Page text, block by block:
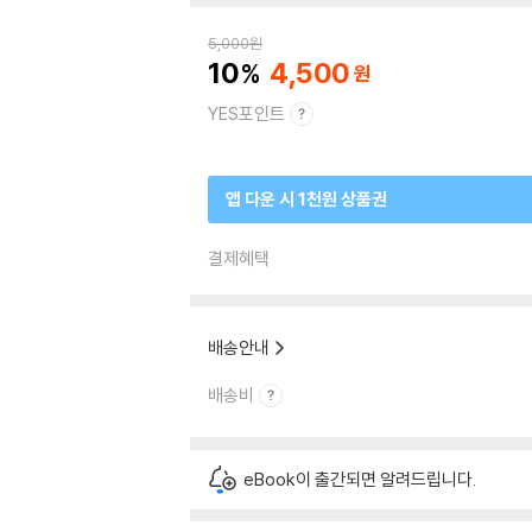
5,000원
10 4,500
YES포인트
앱 다운 시 1천원 상품권
결제혜택
배송안내
배송비
eBook이 출간되면 알려드립니다.